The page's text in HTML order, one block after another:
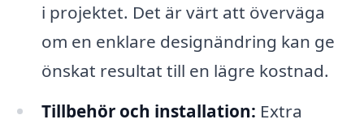
i projektet. Det är värt att överväga
om en enklare designändring kan ge
önskat resultat till en lägre kostnad.
Tillbehör och installation: Extra